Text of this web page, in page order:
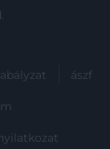
ászf